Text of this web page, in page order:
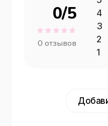
0/5
0 отзывов
4
3
2
1